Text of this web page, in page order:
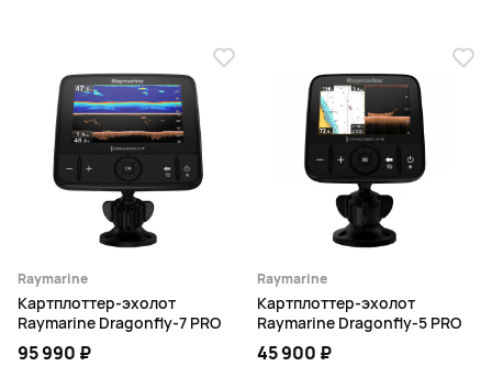
Raymarine
Картплоттер-эхолот
Raymarine Dragonfly-7 PRO
95 990 ₽
Raymarine
Картплоттер-эхолот
Raymarine Dragonfly-5 PRO
45 900 ₽